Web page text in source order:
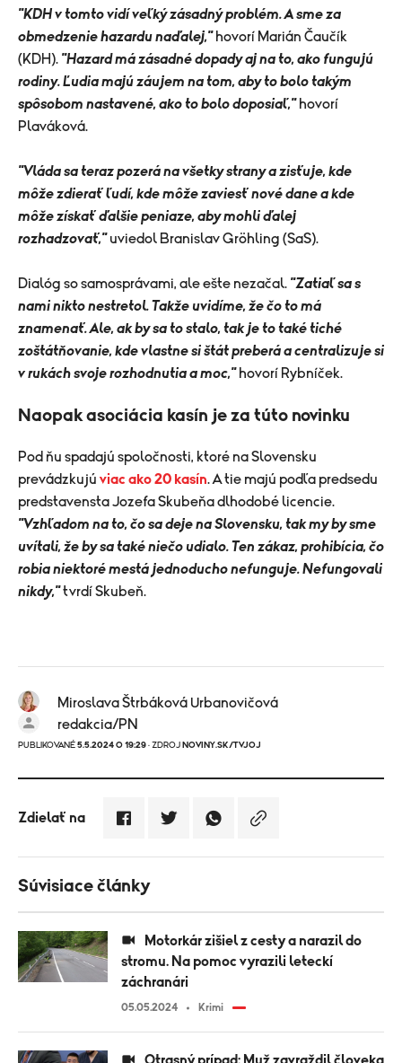
"KDH v tomto vidí veľký zásadný problém. A sme za
obmedzenie hazardu naďalej,"hovorí Marián Čaučík
(KDH). "Hazard má zásadné dopady aj na to, ako fungujú
rodiny. Ľudia majú záujem na tom, aby to bolo takým
spôsobom nastavené, ako to bolo doposiaľ," hovorí
Plaváková.
"Vláda sa teraz pozerá na všetky strany a zisťuje, kde
môže zdierať ľudí, kde môže zaviesť nové dane a kde
môže získať ďalšie peniaze, aby mohli ďalej
rozhadzovať,"uviedol Branislav Gröhling (SaS).
Dialóg so samosprávami, ale ešte nezačal. "Zatiaľ sa s
nami nikto nestretol. Takže uvidíme, že čo to má
znamenať. Ale, ak by sa to stalo, tak je to také tiché
zoštátňovanie, kde vlastne si štát preberá a centralizuje si
v rukách svoje rozhodnutia a moc,"hovorí Rybníček.
Naopak asociácia kasín je za túto novinku
Pod ňu spadajú spoločnosti, ktoré na Slovensku
prevádzkujú viac ako 20 kasín. A tie majú podľa predsedu
predstavensta Jozefa Skubeňa dlhodobé licencie.
"Vzhľadom na to, čo sa deje na Slovensku, tak my by sme
uvítali, že by sa také niečo udialo. Ten zákaz, prohibícia, čo
robia niektoré mestá jednoducho nefunguje. Nefungovali
nikdy,"tvrdí Skubeň.
Miroslava Štrbáková Urbanovičová
redakcia/PN
PUBLIKOVANÉ 5.5.2024 O 19:29 · ZDROJ NOVINY.SK/TVJOJ
Zdielať na
Súvisiace články
stromu. Na pomoc vyrazili leteckí
záchranári
05.05.2024 Krimi